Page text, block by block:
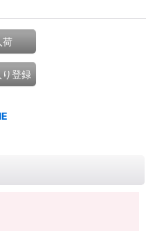
荷
登録